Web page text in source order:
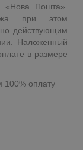
«Нова Пошта».
при этом
действующим
Наложенный
в размере
оплату